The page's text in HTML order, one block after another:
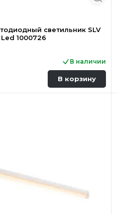
светильник SLV
1000726
В наличии
В корзину